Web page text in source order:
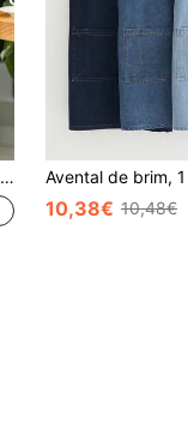
10,38€ 10,48€